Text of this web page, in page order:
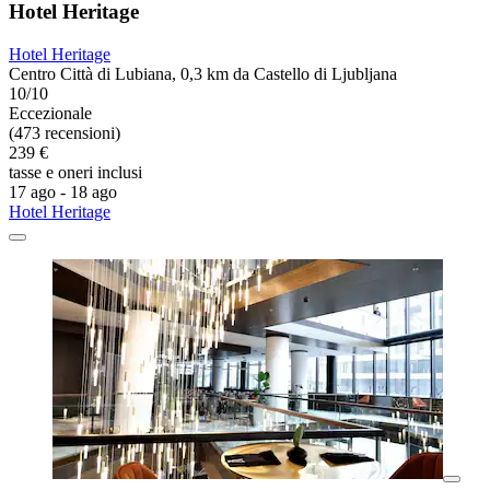
Hotel Heritage
Hotel Heritage
Centro Città di Lubiana, 0,3 km da Castello di Ljubljana
10/10
Eccezionale
(473 recensioni)
239 €
tasse e oneri inclusi
17 ago - 18 ago
Hotel Heritage